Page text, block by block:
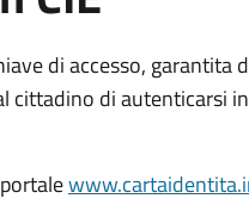
di accesso, garantita
cittadino di autenticarsi